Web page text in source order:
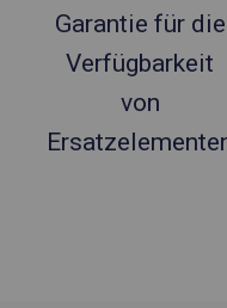
Garantie für die
Verfügbarkeit
von